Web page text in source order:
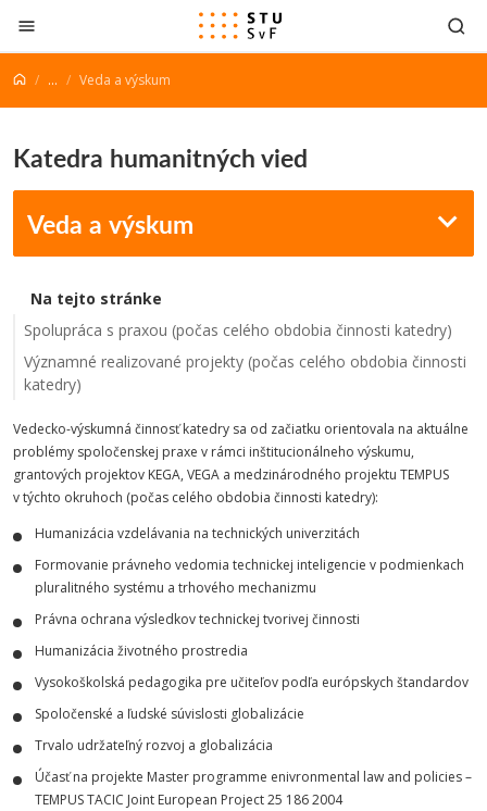
Prejsť na obsah
... Veda a výskum
Katedra humanitných vied
Veda a výskum
Na tejto stránke
Spolupráca s praxou (počas celého obdobia činnosti katedry)
Významné realizované projekty (počas celého obdobia činnosti
katedry)
Vedecko-výskumná činnosť katedry sa od začiatku orientovala na aktuálne
problémy spoločenskej praxe v rámci inštitucionálneho výskumu,
grantových projektov KEGA, VEGA a medzinárodného projektu TEMPUS
v týchto okruhoch (počas celého obdobia činnosti katedry):
Humanizácia vzdelávania na technických univerzitách
Formovanie právneho vedomia technickej inteligencie v podmienkach
pluralitného systému a trhového mechanizmu
Právna ochrana výsledkov technickej tvorivej činnosti
Humanizácia životného prostredia
Vysokoškolská pedagogika pre učiteľov podľa európskych štandardov
Spoločenské a ľudské súvislosti globalizácie
Trvalo udržateľný rozvoj a globalizácia
Účasť na projekte Master programme enivronmental law and policies –
TEMPUS TACIC Joint European Project 25 186 2004